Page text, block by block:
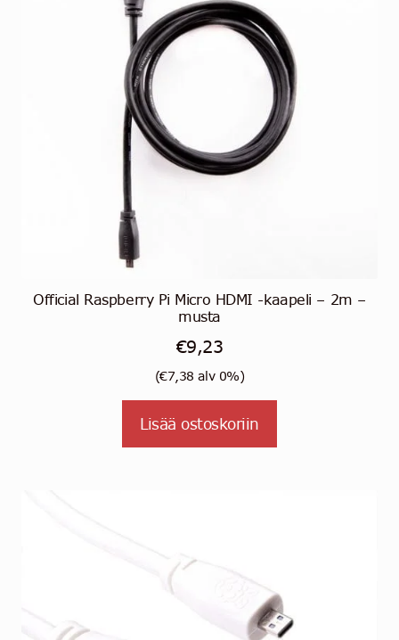
Official Raspberry Pi Micro HDMI -kaapeli – 2m –
musta
€9,23
(€7,38 alv 0%)
Lisää ostoskoriin